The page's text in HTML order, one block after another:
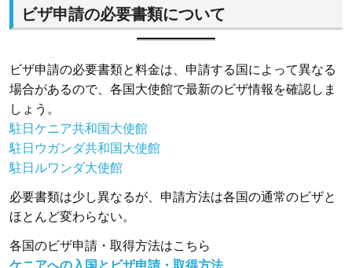
ビザ申請の必要書類について
ビザ申請の必要書類と料金は、申請する国によって異なる
場合があるので、各国大使館で最新のビザ情報を確認しま
しょう。
駐日ケニア共和国大使館
駐日ウガンダ共和国大使館
駐日ルワンダ大使館
必要書類は少し異なるが、申請方法は各国の通常のビザと
ほとんど変わらない。
各国のビザ申請・取得方法はこちら
ケニアへの入国とビザ申請・取得方法